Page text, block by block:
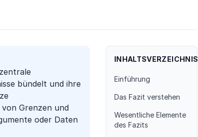
bündelt und ihre
Grenzen und
oder Daten
INHALTSVERZEICHNIS
Einführung
Das Fazit verstehen
Wesentliche Elemente
des Fazits